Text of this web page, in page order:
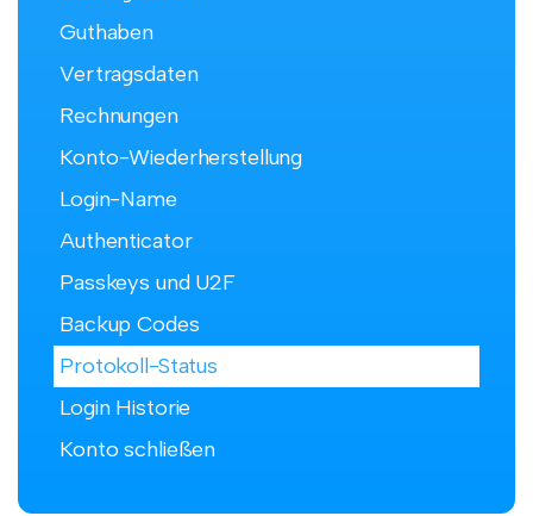
Guthaben
Vertragsdaten
Rechnungen
Konto-Wiederherstellung
Login-Name
Authenticator
Passkeys und U2F
Backup Codes
Protokoll-Status
Login Historie
Konto schließen